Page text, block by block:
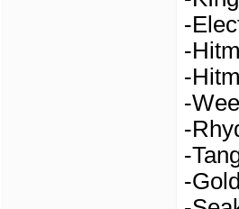
-
-
-
-
-
-
-